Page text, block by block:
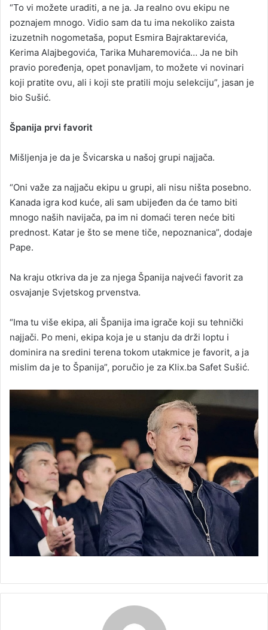
“To vi možete uraditi, a ne ja. Ja realno ovu ekipu ne
poznajem mnogo. Vidio sam da tu ima nekoliko zaista
izuzetnih nogometaša, poput Esmira Bajraktarevića,
Kerima Alajbegovića, Tarika Muharemovića… Ja ne bih
pravio poređenja, opet ponavljam, to možete vi novinari
koji pratite ovu, ali i koji ste pratili moju selekciju”, jasan je
bio Sušić.
Španija prvi favorit
Mišljenja je da je Švicarska u našoj grupi najjača.
“Oni važe za najjaču ekipu u grupi, ali nisu ništa posebno.
Kanada igra kod kuće, ali sam ubijeđen da će tamo biti
mnogo naših navijača, pa im ni domaći teren neće biti
prednost. Katar je što se mene tiče, nepoznanica”, dodaje
Pape.
Na kraju otkriva da je za njega Španija najveći favorit za
osvajanje Svjetskog prvenstva.
“Ima tu više ekipa, ali Španija ima igrače koji su tehnički
najjači. Po meni, ekipa koja je u stanju da drži loptu i
dominira na sredini terena tokom utakmice je favorit, a ja
mislim da je to Španija”, poručio je za Klix.ba Safet Sušić.